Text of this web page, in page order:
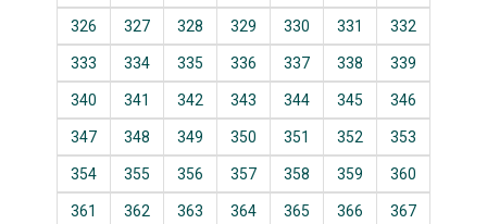
326 327 328 329 330 331 332
333 334 335 336 337 338 339
340 341 342 343 344 345 346
347 348 349 350 351 352 353
354 355 356 357 358 359 360
361 362 363 364 365 366 367